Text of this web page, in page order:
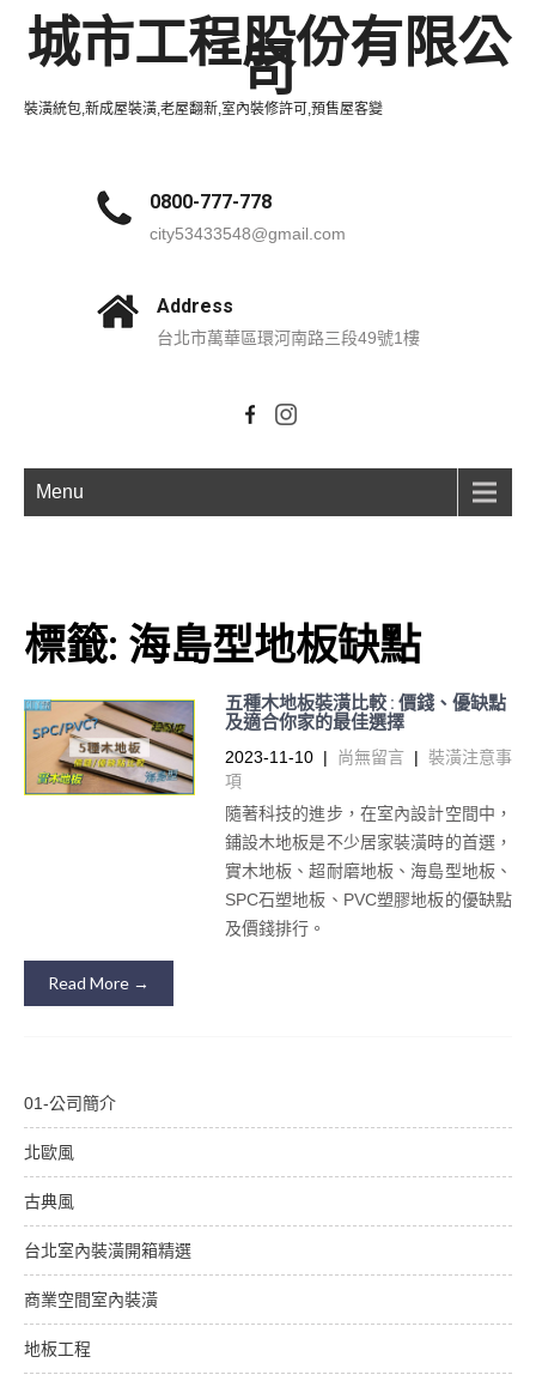
城市工程股份有限公
司
裝潢統包,新成屋裝潢,老屋翻新,室內裝修許可,預售屋客變
0800-777-778
city53433548@gmail.com
Address
台北市萬華區環河南路三段49號1樓
Menu
標籤: 海島型地板缺點
五種木地板裝潢比較 : 價錢、優缺點
及適合你家的最佳選擇
2023-11-10 | 尚無留言 | 裝潢注意事
項
隨著科技的進步，在室內設計空間中，
鋪設木地板是不少居家裝潢時的首選，
實木地板、超耐磨地板、海島型地板、
SPC石塑地板、PVC塑膠地板的優缺點
及價錢排行。
Read More →
01-公司簡介
北歐風
古典風
台北室內裝潢開箱精選
商業空間室內裝潢
地板工程